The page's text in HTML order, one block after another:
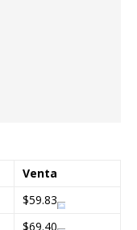
Venta
$59.83
$69.40